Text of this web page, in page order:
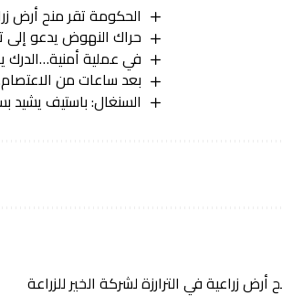
الحكومة تقر منح أرض
حراك النهوض يدعو إلى
في عملية أمنية…الدرك يصادر 13 كيلوغراما من المخدرات
بعد ساعات من
السنغال: باستيف
زراعية في الترارزة لشركة الخير للزراعة